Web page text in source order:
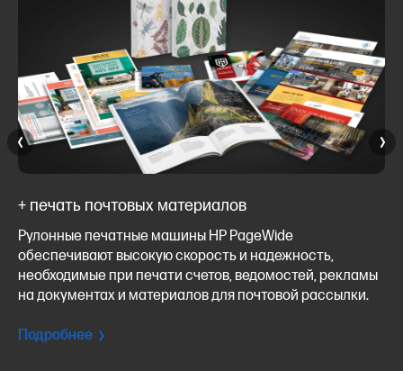
+ печать почтовых материалов
Рулонные печатные машины HP PageWide
обеспечивают высокую скорость и надежность,
необходимые при печати счетов, ведомостей, рекламы
на документах и материалов для почтовой рассылки.
Подробнее